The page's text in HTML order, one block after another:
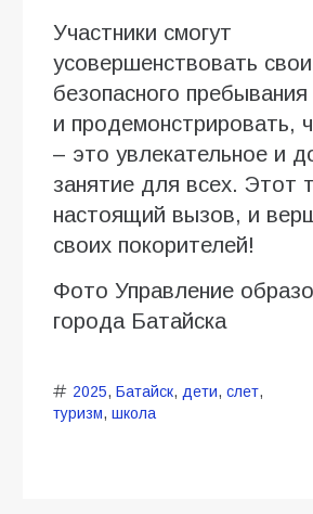
Участники смогут
усовершенствовать
безопасного
и продемонстрировать,
– это увлекательное и
занятие для всех. Этот
настоящий вызов, и
своих покорителей!
Фото Управление
города Батайска
2025, Батайск, дети, слет,
туризм, школа